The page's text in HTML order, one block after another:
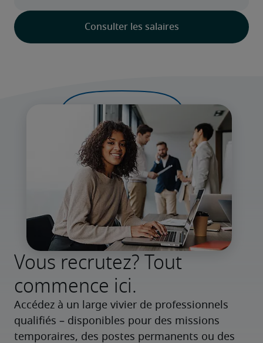
Vous recrutez? Tout
commence ici.
Accédez à un large vivier de professionnels
qualifiés – disponibles pour des missions
temporaires, des postes permanents ou des